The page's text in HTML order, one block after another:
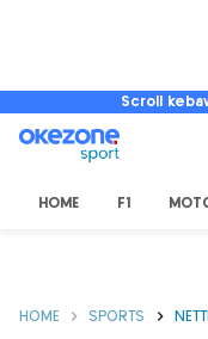
Scroll
HOME F1
HOME SPORTS